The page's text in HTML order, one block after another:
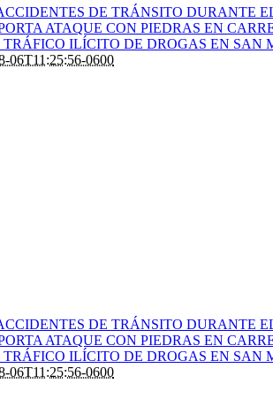
DE TRÁNSITO DURANTE
ATAQUE CON PIEDRAS EN
ILÍCITO DE DROGAS EN SAN
06T11:25:56-0600
DE TRÁNSITO DURANTE
ATAQUE CON PIEDRAS EN
ILÍCITO DE DROGAS EN SAN
06T11:25:56-0600